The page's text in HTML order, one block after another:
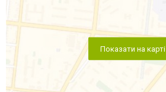
Показати на карті